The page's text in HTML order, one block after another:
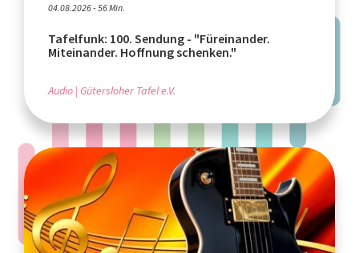
04.08.2026 - 56 Min.
Tafelfunk: 100. Sendung - "Füreinander.
Miteinander. Hoffnung schenken."
Audio Gütersloher Tafel e.V.